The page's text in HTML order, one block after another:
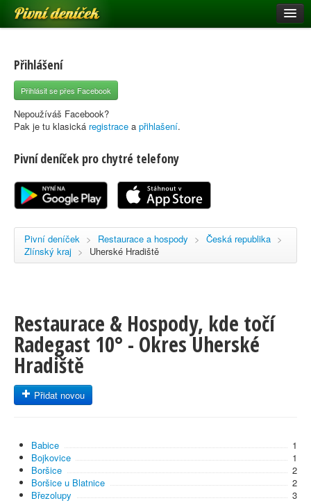
Pivní deníček
Pivní mapa
Pivní značky
Nápověda
Registrace
Přihlášení
Přihlásit se přes Facebook
Nepoužíváš Facebook?
Pak je tu klasická registrace a přihlašení.
Pivní deníček pro chytré telefony
Pivní deníček > Restaurace a hospody > Česká republika >
Zlínský kraj > Uherské Hradiště
Restaurace & Hospody, kde točí
Radegast 10° - Okres Uherské
Hradiště
Přidat novou
Babice
1
Bojkovice
1
Boršice
2
Boršice u Blatnice
2
Březolupy
3